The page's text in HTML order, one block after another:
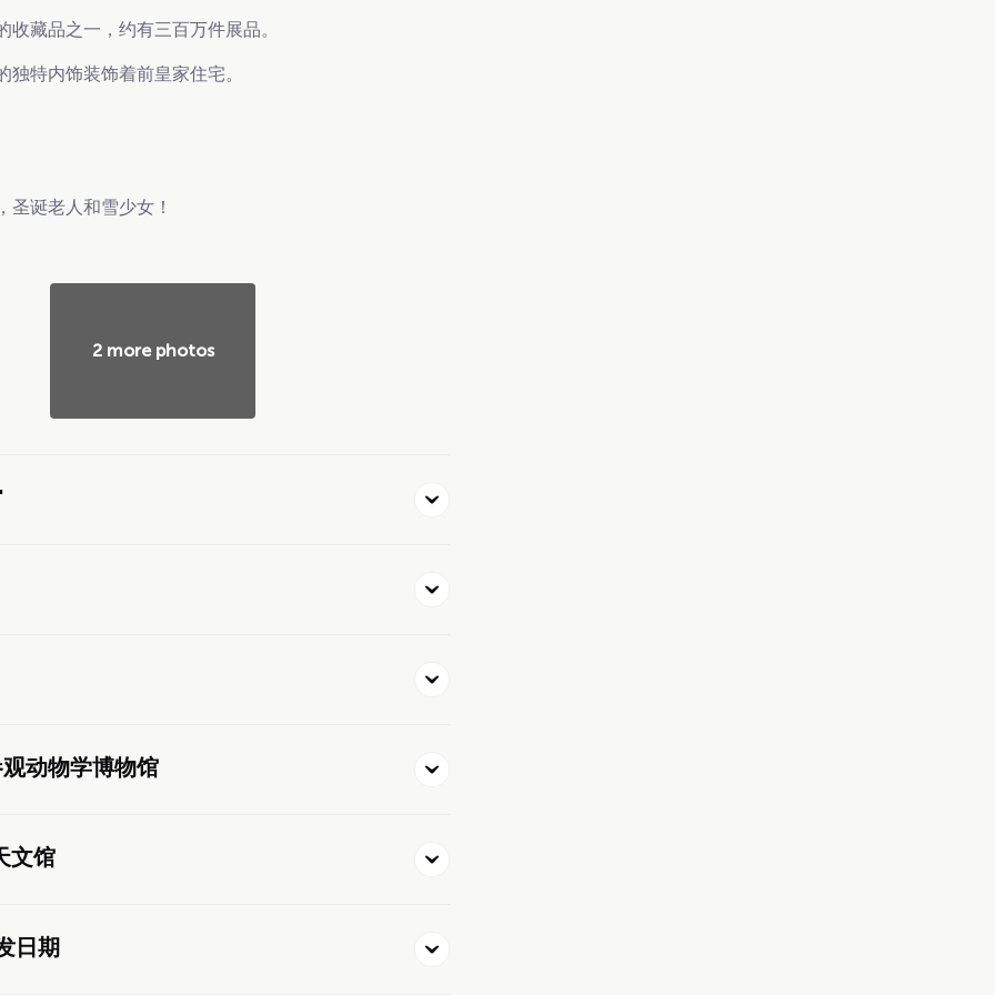
藏品之一，约有三百万件展品。
特内饰装饰着前皇家住宅。
诞老人和雪少女！
2 more photos
动物学博物馆
文馆
日期